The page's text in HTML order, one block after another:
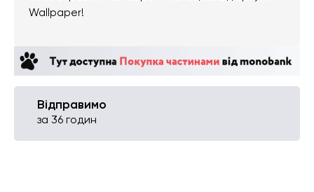
Wallpaper!
Відправимо
за 36 годин